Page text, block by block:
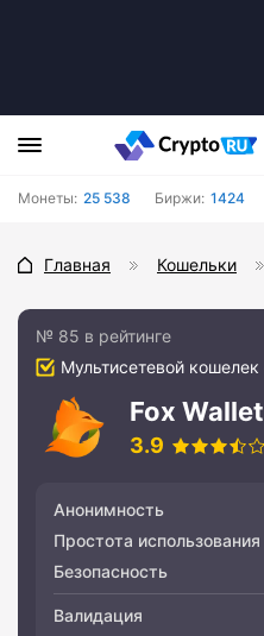
Монеты: 25 538 Биржи: 1424
Главная Кошельки
№ 85 в рейтинге
Мультисетевой
Fox Wallet
3.9
Анонимность
Простота использования
Безопасность
Валидация